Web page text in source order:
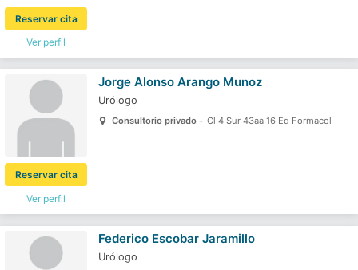
Ver perfil
Reservar cita
Ver perfil
Reservar cita
Jorge Alonso Arango Munoz
Urólogo
Consultorio privado - Cl 4 Sur 43aa 16 Ed Formacol
Federico Escobar Jaramillo
Urólogo